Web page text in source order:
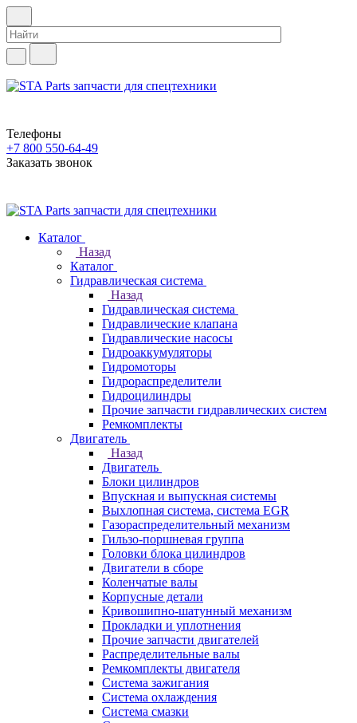
Телефоны
+7 800 550-64-49
Заказать звонок
Каталог
Назад
Каталог
Гидравлическая система
Назад
Гидравлическая система
Гидравлические клапана
Гидравлические насосы
Гидроаккумуляторы
Гидромоторы
Гидрораспределители
Гидроцилиндры
Прочие запчасти гидравлических систем
Ремкомплекты
Двигатель
Назад
Двигатель
Блоки цилиндров
Впускная и выпускная системы
Выхлопная система, система EGR
Газораспределительный механизм
Гильзо-поршневая группа
Головки блока цилиндров
Двигатели в сборе
Коленчатые валы
Корпусные детали
Кривошипно-шатунный механизм
Прокладки и уплотнения
Прочие запчасти двигателей
Распределительные валы
Ремкомплекты двигателя
Система зажигания
Система охлаждения
Система смазки